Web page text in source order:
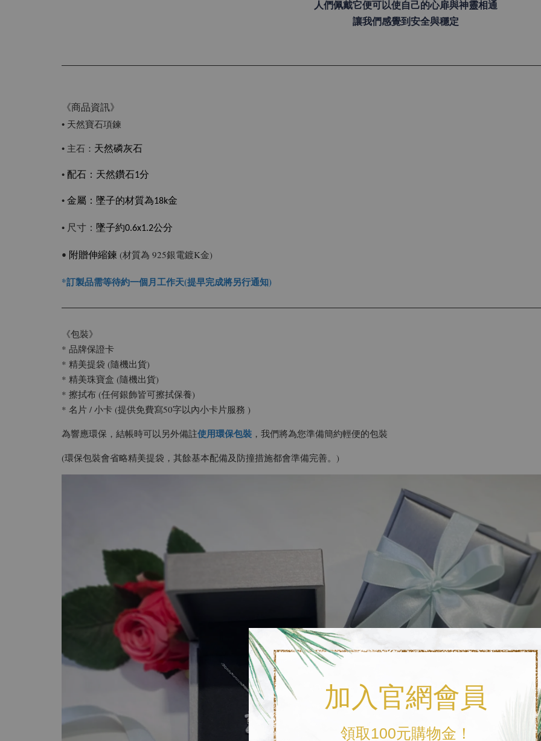
加入官網會員
領取100元購物金！
人們佩戴它便可以使自己的心扉與神靈相通
讓我們感覺到安全與穩定
《商品資訊》
• 天然寶石項鍊
• 主石： 天然磷灰石
• 配石： 天然鑽石1分
• 金屬： 墜子的材質為18k金
• 尺寸： 墜子約0.6x1.2公分
• 附贈伸縮鍊 (材質為 925銀電鍍K金)
*訂製品需等待約一個月工作天(提早完成將另行通知)
《包裝》
* 品牌保證卡
* 精美提袋 (隨機出貨)
* 精美珠寶盒 (隨機出貨)
* 擦拭布 (任何銀飾皆可擦拭保養)
* 名片 / 小卡 (提供免費寫50字以內小卡片服務 )
為響應環保，結帳時可以另外備註使用環保包裝 ，我們將為您準備簡約輕便的包裝
(環保包裝會省略精美提袋，其餘基本配備及防撞措施都會準備完善。)